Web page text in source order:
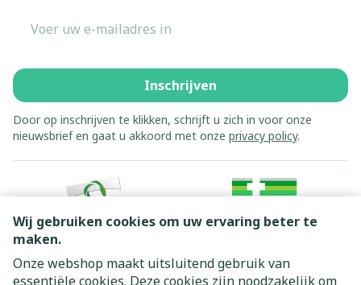
Wij gebruiken cookies om uw ervaring beter te
maken.
Onze webshop maakt uitsluitend gebruik van
essentiële cookies. Deze cookies zijn noodzakelijk om
Inschrijven
Door op inschrijven te klikken, schrijft u zich in voor onze
nieuwsbrief en gaat u akkoord met onze privacy policy.